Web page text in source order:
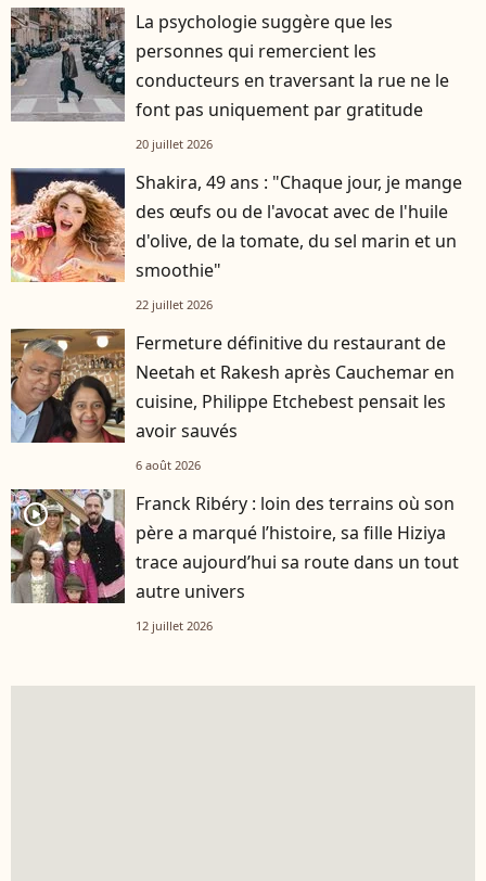
La psychologie suggère que les
personnes qui remercient les
conducteurs en traversant la rue ne le
font pas uniquement par gratitude
20 juillet 2026
Shakira, 49 ans : "Chaque jour, je mange
des œufs ou de l'avocat avec de l'huile
d'olive, de la tomate, du sel marin et un
smoothie"
22 juillet 2026
Fermeture définitive du restaurant de
Neetah et Rakesh après Cauchemar en
cuisine, Philippe Etchebest pensait les
avoir sauvés
6 août 2026
player2
Franck Ribéry : loin des terrains où son
père a marqué l’histoire, sa fille Hiziya
trace aujourd’hui sa route dans un tout
autre univers
12 juillet 2026